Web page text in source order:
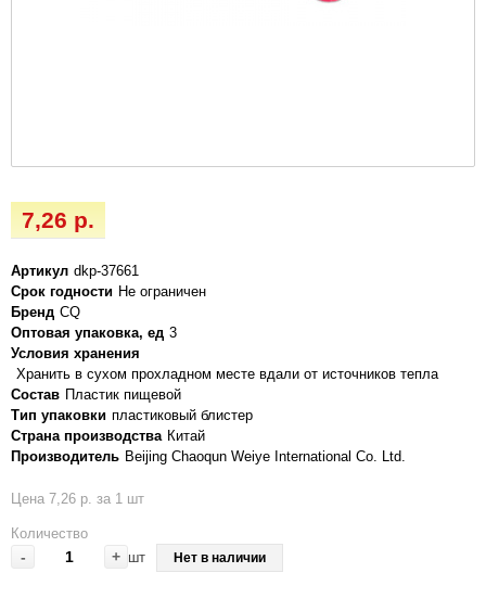
7,26 р.
Артикул dkp-37661
Срок годности Не ограничен
Бренд CQ
Оптовая упаковка, ед 3
Условия хранения
Хранить в сухом прохладном месте вдали от источников тепла
Состав Пластик пищевой
Тип упаковки пластиковый блистер
Страна производства Китай
Производитель Beijing Chaoqun Weiye International Co. Ltd.
Цена 7,26 р. за 1 шт
Количество
- + шт Нет в наличии